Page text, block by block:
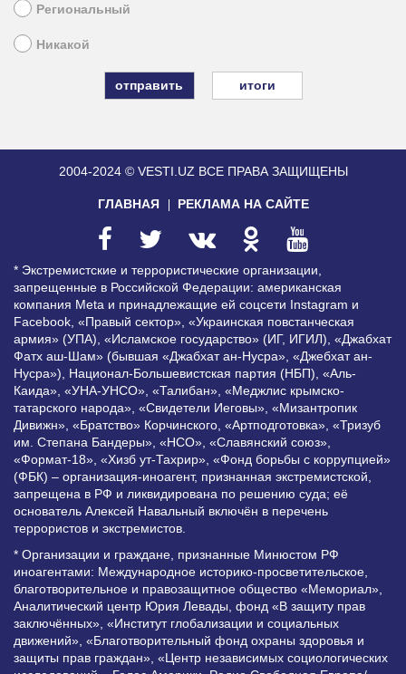
Региональный
Никакой
итоги
2004-2024 © VESTI.UZ ВСЕ ПРАВА ЗАЩИЩЕНЫ
ГЛАВНАЯ РЕКЛАМА НА САЙТЕ
* Экстремистские и террористические организации,
запрещенные в Российской Федерации: американская
компания Meta и принадлежащие ей соцсети Instagram и
Facebook, «Правый сектор», «Украинская повстанческая
армия» (УПА), «Исламское государство» (ИГ, ИГИЛ), «Джабхат
Фатх аш-Шам» (бывшая «Джабхат ан-Нусра», «Джебхат ан-
Нусра»), Национал-Большевистская партия (НБП), «Аль-
Каида», «УНА-УНСО», «Талибан», «Меджлис крымско-
татарского народа», «Свидетели Иеговы», «Мизантропик
Дивижн», «Братство» Корчинского, «Артподготовка», «Тризуб
им. Степана Бандеры», «НСО», «Славянский союз»,
«Формат-18», «Хизб ут-Тахрир», «Фонд борьбы с коррупцией»
(ФБК) – организация-иноагент, признанная экстремистской,
запрещена в РФ и ликвидирована по решению суда; её
основатель Алексей Навальный включён в перечень
террористов и экстремистов.
* Организации и граждане, признанные Минюстом РФ
иноагентами: Международное историко-просветительское,
благотворительное и правозащитное общество «Мемориал»,
Аналитический центр Юрия Левады, фонд «В защиту прав
заключённых», «Институт глобализации и социальных
движений», «Благотворительный фонд охраны здоровья и
защиты прав граждан», «Центр независимых социологических